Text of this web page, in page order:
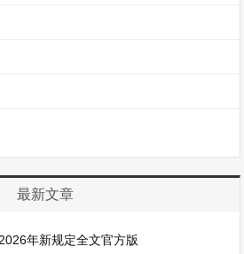
最新文章
年新规定全文官方版